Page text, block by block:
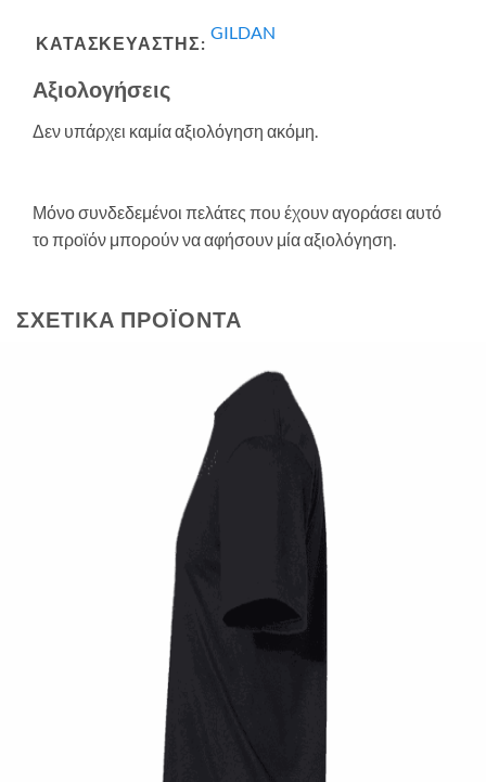
ΚΑΤΑΣΚΕΥΑΣΤΗΣ:
GILDAN
Αξιολογήσεις
Δεν υπάρχει καμία αξιολόγηση ακόμη.
Μόνο συνδεδεμένοι πελάτες που έχουν αγοράσει αυτό
το προϊόν μπορούν να αφήσουν μία αξιολόγηση.
ΣΧΕΤΙΚΆ ΠΡΟΪΌΝΤΑ